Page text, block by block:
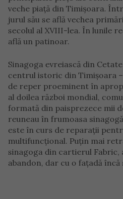
veche piață din Timișoara.
jurul său se află vechea
secolul al XVIII-lea. În lunile
află un patinoar.
Sinagoga evreiască din
centrul istoric din Timișoara
de reper proeminent în
al doilea război mondial,
formată din paisprezece mii
reuneau în frumoasa
este în curs de reparații
multifuncțional. Puțin mai
sinagoga din cartierul Fabric,
abandon, dar cu o fațadă încă